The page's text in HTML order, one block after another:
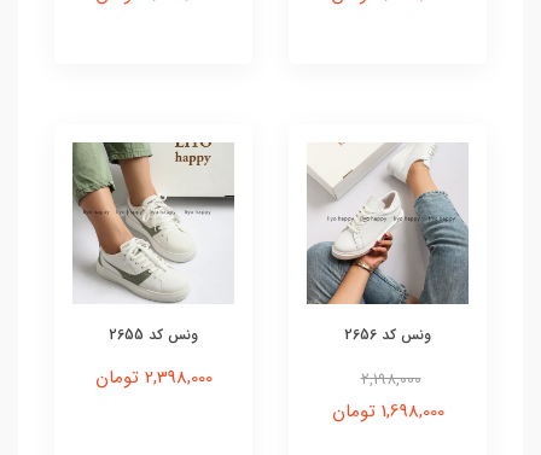
ونس کد 2656
2,198,000
1,698,000 تومان
ونس کد 2655
2,398,000 تومان